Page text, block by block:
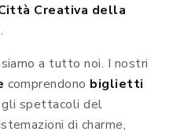
Creativa della
.
a tutto noi. I nostri
comprendono biglietti
spettacoli del
di charme,